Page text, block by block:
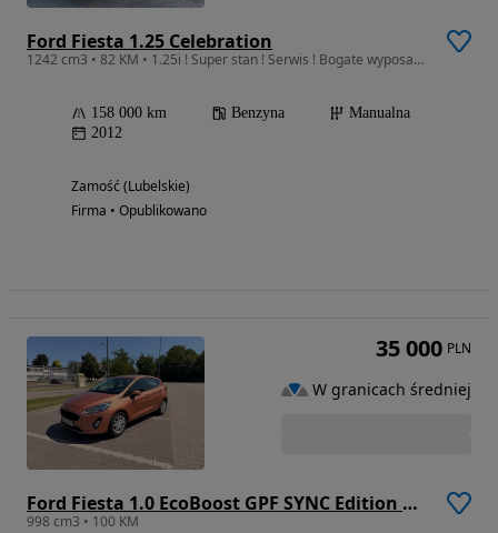
Ford Fiesta 1.25 Celebration
1242 cm3 • 82 KM • 1.25i ! Super stan ! Serwis ! Bogate wyposażenie !
158 000 km Benzyna
Manualna
2012
Zamość (Lubelskie)
Firma • Opublikowano
Ford Fiesta 1.0 EcoBoost GPF SYNC Edition ASS
998 cm3 • 100 KM
35 000 PLN
W granicach średniej